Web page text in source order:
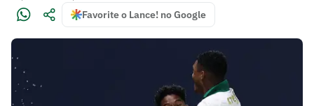
Favorite o Lance! no Google